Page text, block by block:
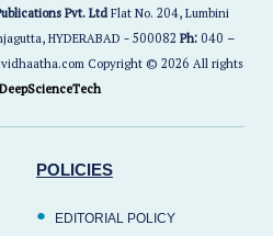
Pvt. LtdFlat No. 204, Lumbini
HYDERABAD - 500082Ph:040 –
Copyright © 2026 All rights
DeepScienceTech
POLICIES
EDITORIAL POLICY